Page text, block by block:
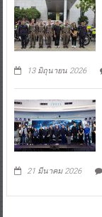
13 มิถุนายน 2026
21 มีนาคม 2026